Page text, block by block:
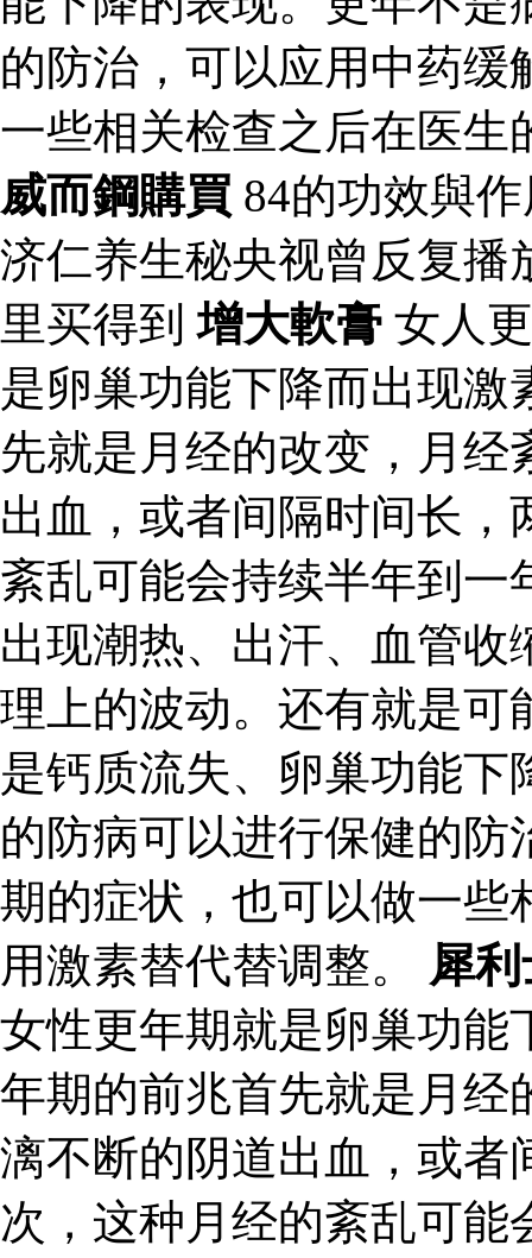
的防治，可以应用中药
一些相关检查之后在医生
威而鋼購買 84的功效與
济仁养生秘央视曾反复
里买得到增大軟膏 女人
是卵巢功能下降而出现
先就是月经的改变，月
出血，或者间隔时间长
紊乱可能会持续半年到一
出现潮热、出汗、血管
理上的波动。还有就是可
是钙质流失、卵巢功能
的防病可以进行保健的
期的症状，也可以做一些
用激素替代替调整。 犀
女性更年期就是卵巢功能
年期的前兆首先就是月经
漓不断的阴道出血，或者
次，这种月经的紊乱可